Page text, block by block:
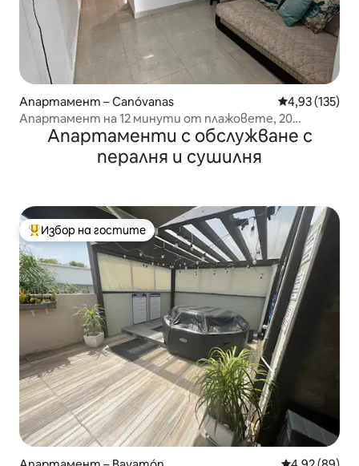
Апартамент – Canóvanas Средна
4,93 (135)
Апартамент на 12 минути от плажовете, 20
минути (SJU) с кола
Апартаменти с обслужване с
пералня и сушилня
Най-популярен избор на гостите
Избор на гостите